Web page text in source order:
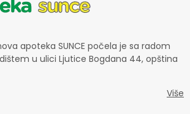
apoteka SUNCE počela je sa radom
u ulici Ljutice Bogdana 44, opština
Više